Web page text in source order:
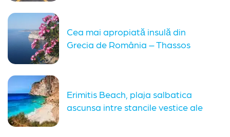
Cea mai apropiată insulă din
Grecia de România – Thassos
Erimitis Beach, plaja salbatica
ascunsa intre stancile vestice ale